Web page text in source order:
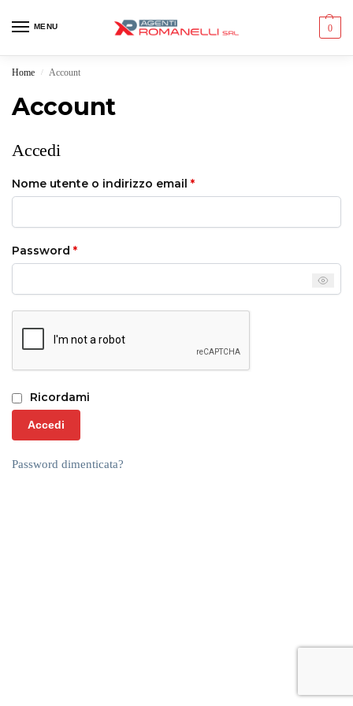
MENU 0
Home / Account
Account
Accedi
Nome utente o indirizzo email *
Password *
Ricordami
Accedi
Password dimenticata?